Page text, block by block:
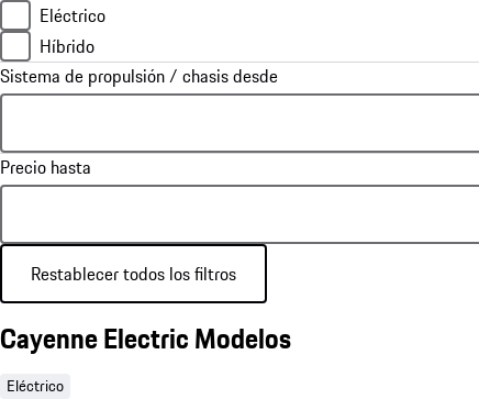
Eléctrico
Híbrido
Sistema de propulsión / chasis desde
Precio hasta
Restablecer todos los filtros
Cayenne Electric Modelos
Eléctrico